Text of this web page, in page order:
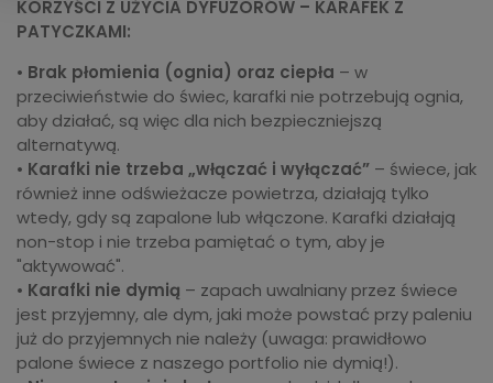
KORZYŚCI Z UŻYCIA DYFUZORÓW – KARAFEK Z
PATYCZKAMI:
• Brak płomienia (ognia) oraz ciepła – w
przeciwieństwie do świec, karafki nie potrzebują ognia,
aby działać, są więc dla nich bezpieczniejszą
alternatywą.
• Karafki nie trzeba „włączać i wyłączać” – świece, jak
również inne odświeżacze powietrza, działają tylko
wtedy, gdy są zapalone lub włączone. Karafki działają
non-stop i nie trzeba pamiętać o tym, aby je
"aktywować".
• Karafki nie dymią – zapach uwalniany przez świece
jest przyjemny, ale dym, jaki może powstać przy paleniu
już do przyjemnych nie należy (uwaga: prawidłowo
palone świece z naszego portfolio nie dymią!).